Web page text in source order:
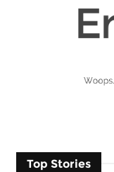
Top Stories